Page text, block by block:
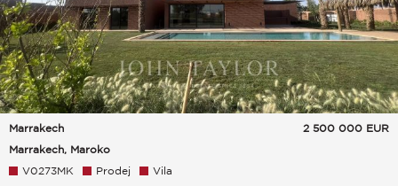
Marrakech
Marrakech, Maroko
2 500 000 EUR
V0273MK Prodej Vila